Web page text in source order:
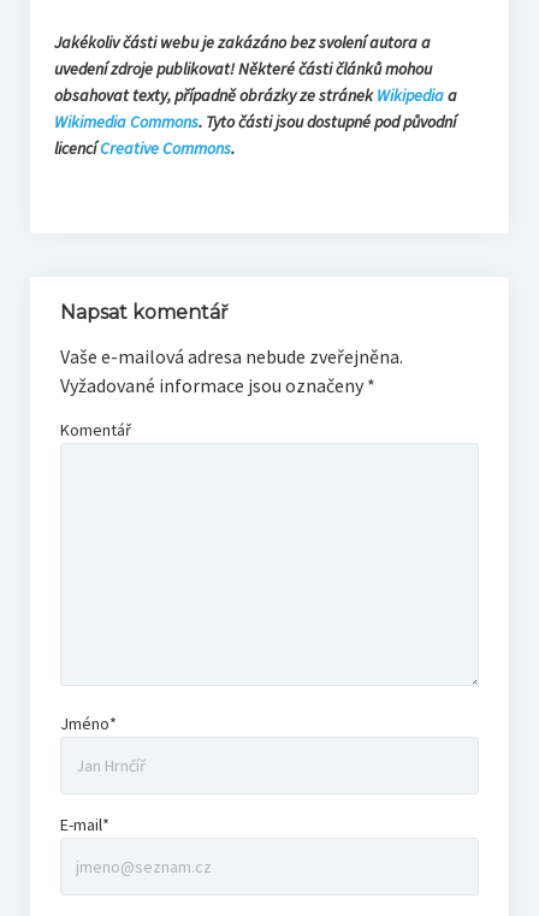
Jakékoliv části webu je zakázáno bez svolení autora a
uvedení zdroje publikovat! Některé části článků mohou
obsahovat texty, případně obrázky ze stránekWikipediaa
Wikimedia Commons. Tyto části jsou dostupné pod původní
licencíCreative Commons.
Napsat komentář
Vaše e-mailová adresa nebude zveřejněna.
Vyžadované informace jsou označeny *
Komentář
Jméno*
E-mail*